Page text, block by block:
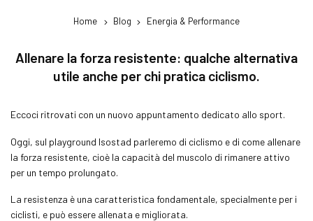
Home Blog Energia & Performance
Allenare la forza resistente: qualche alternativa
utile anche per chi pratica ciclismo.
Eccoci ritrovati con un nuovo appuntamento dedicato allo sport.
Oggi, sul playground Isostad parleremo di ciclismo e di come allenare
la forza resistente, cioè la capacità del muscolo di rimanere attivo
per un tempo prolungato.
La resistenza è una caratteristica fondamentale, specialmente per i
ciclisti, e può essere allenata e migliorata.